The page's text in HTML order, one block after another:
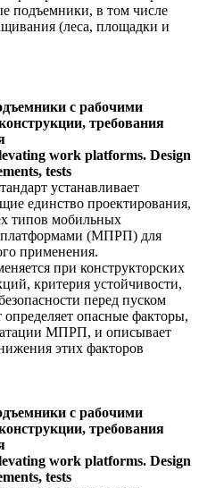
подъемники, в том числе
(леса, площадки и
с рабочими
требования
work platforms. Design
tests
устанавливает
единство проектирования,
типов мобильных
платформами (МПРП) для
применения.
при конструкторских
критерия устойчивости,
перед пуском
опасные факторы,
МПРП, и описывает
этих факторов
с рабочими
требования
work platforms. Design
tests